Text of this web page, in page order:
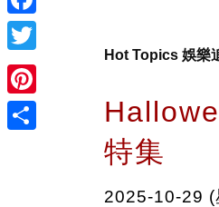
Facebook
Twitter
Pinterest
Hot Topics 娛樂
特集
2025-10-29 (